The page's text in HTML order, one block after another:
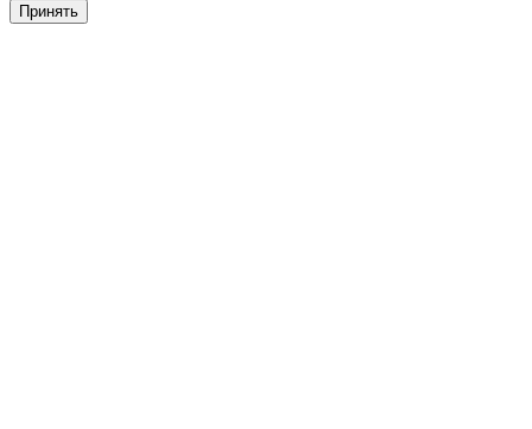
Принять